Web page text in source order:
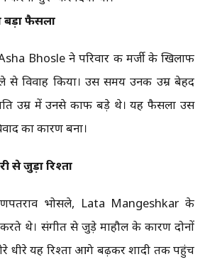
बड़ा फैसला
Bhosle ने परिवार की मर्जी के खिलाफ
विवाह किया। उस समय उनकी उम्र बेहद
उम्र में उनसे काफी बड़े थे। यह फैसला उस
का कारण बना।
से जुड़ा रिश्ता
भोसले, Lata Mangeshkar के
थे। संगीत से जुड़े माहौल के कारण दोनों
धीरे यह रिश्ता आगे बढ़कर शादी तक पहुंच